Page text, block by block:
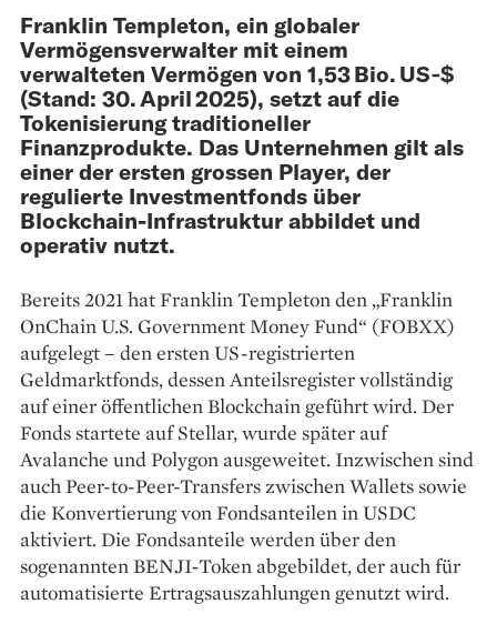
Franklin Templeton, ein globaler
Vermögensverwalter mit einem
verwalteten Vermögen von 1,53 Bio. US‑$
(Stand: 30. April 2025), setzt auf die
Tokenisierung traditioneller
Finanzprodukte. Das Unternehmen gilt als
einer der ersten grossen Player, der
regulierte Investmentfonds über
Blockchain-Infrastruktur abbildet und
operativ nutzt.
Bereits 2021 hat Franklin Templeton den „Franklin
OnChain U.S. Government Money Fund“ (FOBXX)
aufgelegt – den ersten US-registrierten
Geldmarktfonds, dessen Anteilsregister vollständig
auf einer öffentlichen Blockchain geführt wird. Der
Fonds startete auf Stellar, wurde später auf
Avalanche und Polygon ausgeweitet. Inzwischen sind
auch Peer-to-Peer-Transfers zwischen Wallets sowie
die Konvertierung von Fondsanteilen in USDC
aktiviert. Die Fondsanteile werden über den
sogenannten BENJI‑Token abgebildet, der auch für
automatisierte Ertragsauszahlungen genutzt wird.